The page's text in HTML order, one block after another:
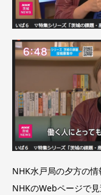
NHK水戸局の夕方の情
NHKのWebページで